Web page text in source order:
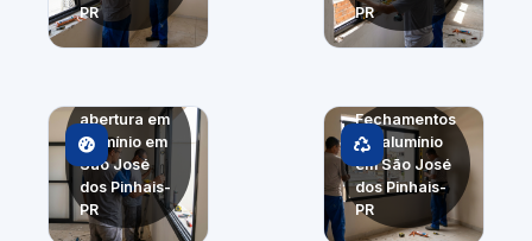
PR
PR
abertura em
alumínio em
São José
dos Pinhais-
PR
Fechamentos
em alumínio
em São José
dos Pinhais-
PR